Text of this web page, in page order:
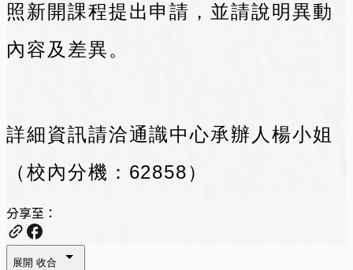
照新開課程提出申請，並請說明異動
內容及差異。
詳細資訊請洽通識中心承辦人楊小姐
（校內分機：62858）
分享至：
展開 收合